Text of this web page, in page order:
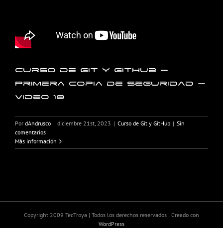
Curso de Git y GitHub –
Primera copia de seguridad –
Video 10
Por dAndrusco | diciembre 21st, 2023 | Curso de Git y GitHub | Sin
comentarios
Más información
Copyright 2009 TecTroya | Todos los derechos reservados | Creado con
WordPress